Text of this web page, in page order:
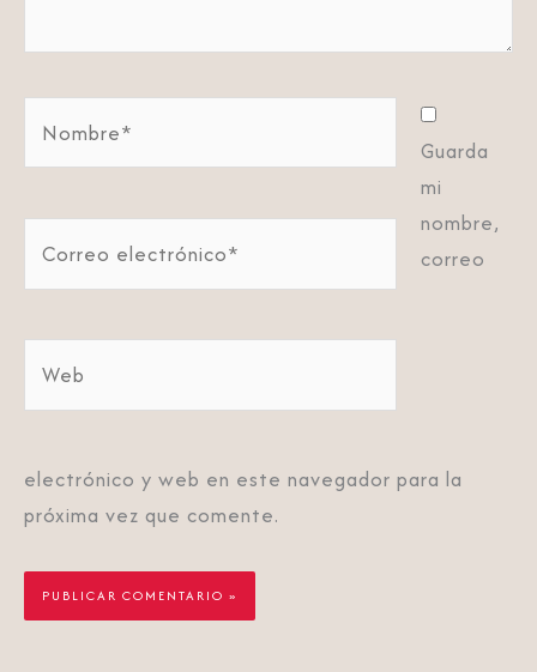
electrónico*
Guarda
mi
nombre,
correo
electrónico y web en este navegador para la
próxima vez que comente.